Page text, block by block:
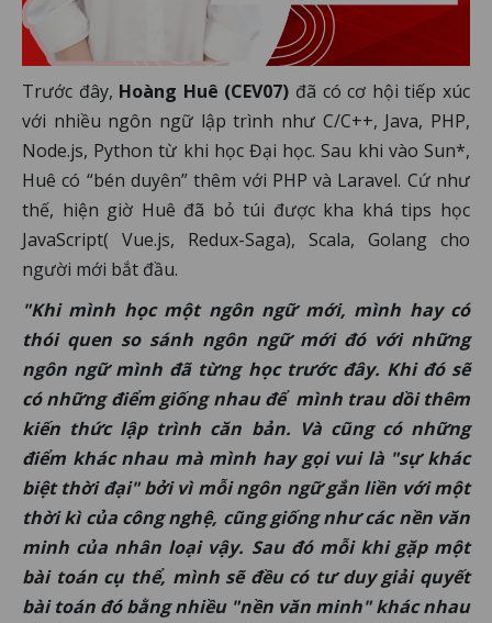
Trước đây, Hoàng Huê (CEV07) đã có cơ hội tiếp xúc
với nhiều ngôn ngữ lập trình như C/C++, Java, PHP,
Node.js, Python từ khi học Đại học. Sau khi vào Sun*,
Huê có “bén duyên” thêm với PHP và Laravel. Cứ như
thế, hiện giờ Huê đã bỏ túi được kha khá tips học
JavaScript( Vue.js, Redux-Saga), Scala, Golang cho
người mới bắt đầu.
"Khi mình học một ngôn ngữ mới, mình hay có
thói quen so sánh ngôn ngữ mới đó với những
ngôn ngữ mình đã từng học trước đây. Khi đó sẽ
có những điểm giống nhau để mình trau dồi thêm
kiến thức lập trình căn bản. Và cũng có những
điểm khác nhau mà mình hay gọi vui là "sự khác
biệt thời đại" bởi vì mỗi ngôn ngữ gắn liền với một
thời kì của công nghệ, cũng giống như các nền văn
minh của nhân loại vậy. Sau đó mỗi khi gặp một
bài toán cụ thể, mình sẽ đều có tư duy giải quyết
bài toán đó bằng nhiều "nền văn minh" khác nhau